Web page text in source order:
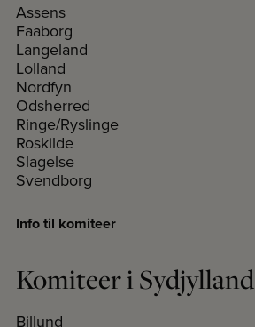
Assens
Faaborg
Langeland
Lolland
Nordfyn
Odsherred
Ringe/Ryslinge
Roskilde
Slagelse
Svendborg
Info til komiteer
Komiteer i Sydjylland
Billund